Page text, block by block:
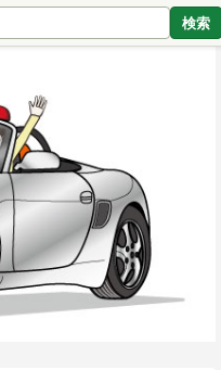
検索